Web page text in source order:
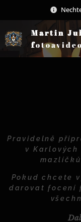
Martin
f
Pravidelně
v
Pokud chcete
darovat focení